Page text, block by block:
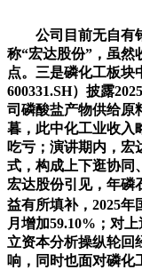
公司目前无自有铅
称“宏达股份”，虽然
点。三是磷化工板块
600331.SH）披露
司磷酸盐产物供给原
暮，此中化工业收入
吃亏；演讲期内，宏
式，构成上下逛协同
宏达股份引见，年磷
益有所填补，2025
月增加59.10%；对
立资本分析操纵轮回
响，同时也面对磷化